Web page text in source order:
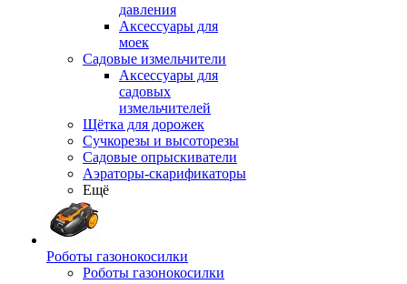
давления
Аксессуары для
моек
Садовые измельчители
Аксессуары для
садовых
измельчителей
Щётка для дорожек
Сучкорезы и высоторезы
Садовые опрыскиватели
Аэраторы-скарификаторы
Ещё
Роботы газонокосилки
Роботы газонокосилки